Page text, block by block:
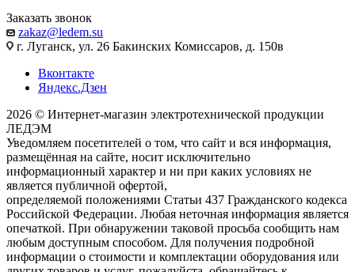
Заказать звонок
zakaz@ledem.su
г. Луганск, ул. 26 Бакинских Комиссаров, д. 150в
Вконтакте
Яндекс.Дзен
2026 © Интернет-магазин электротехнической продукции
ЛЕДЭМ
Уведомляем посетителей о том, что сайт и вся информация,
размещённая на сайте, носит исключительно
информационный характер и ни при каких условиях не
является публичной офертой,
определяемой положениями Статьи 437 Гражданского кодекса
Российской Федерации. Любая неточная информация является
опечаткой. При обнаружении таковой просьба сообщить нам
любым доступным способом. Для получения подробной
информации о стоимости и комплектации оборудования или